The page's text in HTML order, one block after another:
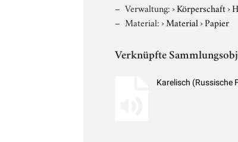
Verwaltung:›Körperschaft›
Material:›Material›Papier
Verknüpfte
Karelisch (Russische